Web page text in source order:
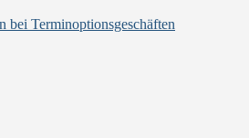
bei Terminoptionsgeschäften